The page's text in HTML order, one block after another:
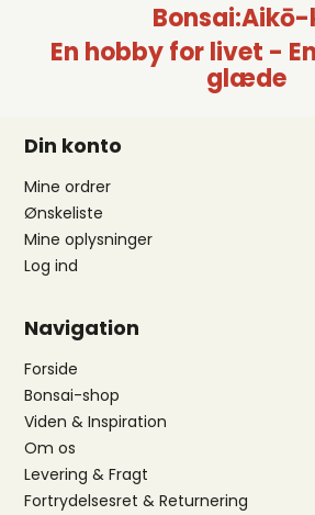
En hobby for livet -
glæde
Din konto
Mine ordrer
Ønskeliste
Mine oplysninger
Log ind
Navigation
Forside
Bonsai-shop
Viden & Inspiration
Om os
Levering & Fragt
Fortrydelsesret & Returnering